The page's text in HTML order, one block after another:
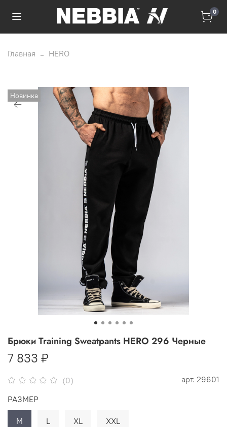
0
Главная HERO
Новинка
(0) арт. 29601
Брюки Training Sweatpants HERO 296 Черные
7 833 ₽
РАЗМЕР
M L XL XXL